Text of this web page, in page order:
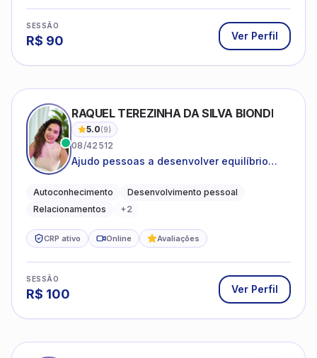
SESSÃO
R$ 90 Ver Perfil
RAQUEL TEREZINHA DA SILVA BIONDI
5.0(9)
08/42512
Ajudo pessoas a desenvolver equilíbrio
Autoconhecimento
Desenvolvimento pessoal
Relacionamentos
+2
CRP ativo Online Avaliações
SESSÃO
R$ 100 Ver Perfil